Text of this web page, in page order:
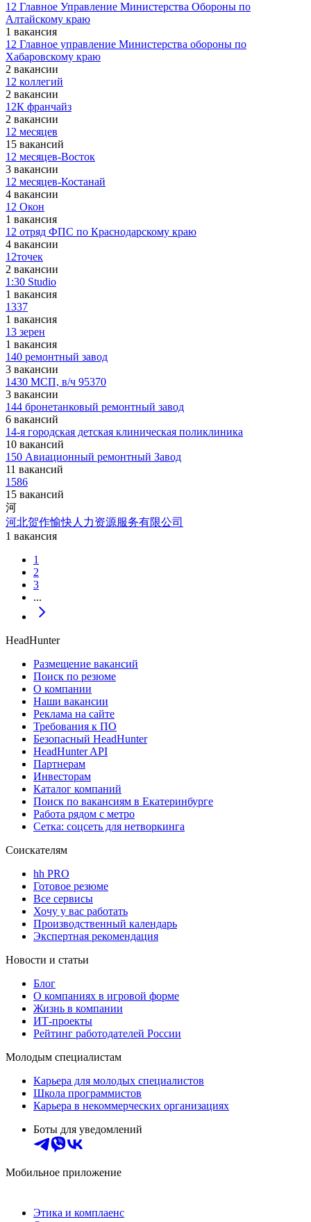
12 Главное Управление Министерства Обороны по
Алтайскому краю
1 вакансия
12 Главное управление Министерства обороны по
Хабаровскому краю
2 вакансии
12 коллегий
2 вакансии
12К франчайз
2 вакансии
12 месяцев
15 вакансий
12 месяцев-Восток
3 вакансии
12 месяцев-Костанай
4 вакансии
12 Окон
1 вакансия
12 отряд ФПС по Краснодарскому краю
4 вакансии
12точек
2 вакансии
1:30 Studio
1 вакансия
1337
1 вакансия
13 зерен
1 вакансия
140 ремонтный завод
3 вакансии
1430 МСП, в/ч 95370
3 вакансии
144 бронетанковый ремонтный завод
6 вакансий
14-я городская детская клиническая поликлиника
10 вакансий
150 Авиационный ремонтный Завод
11 вакансий
1586
15 вакансий
河
河北贺作愉快人力资源服务有限公司
1 вакансия
1
2
3
...
HeadHunter
Размещение вакансий
Поиск по резюме
О компании
Наши вакансии
Реклама на сайте
Требования к ПО
Безопасный HeadHunter
HeadHunter API
Партнерам
Инвесторам
Каталог компаний
Поиск по вакансиям в Екатеринбурге
Работа рядом с метро
Сетка: соцсеть для нетворкинга
Соискателям
hh PRO
Готовое резюме
Все сервисы
Хочу у вас работать
Производственный календарь
Экспертная рекомендация
Новости и статьи
Блог
О компаниях в игровой форме
Жизнь в компании
ИТ-проекты
Рейтинг работодателей России
Молодым специалистам
Карьера для молодых специалистов
Школа программистов
Карьера в некоммерческих организациях
Боты для уведомлений
Мобильное приложение
Этика и комплаенс